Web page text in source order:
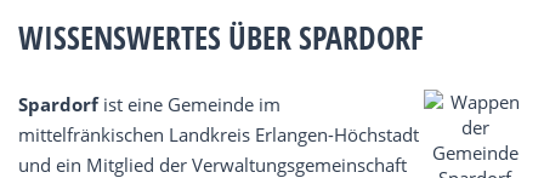
WISSENSWERTES ÜBER SPARDORF
Spardorfist eine Gemeinde im
mittelfränkischen Landkreis Erlangen-Höchstadt
und ein Mitglied der Verwaltungsgemeinschaft